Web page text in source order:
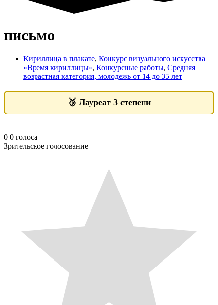
письмо
Кириллица в плакате, Конкурс визуального искусства
«Время кириллицы», Конкурсные работы, Средняя
возрастная категория, молодежь от 14 до 35 лет
🥉 Лауреат 3 степени
0 0 голоса
Зрительское голосование